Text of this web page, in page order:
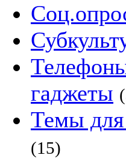
гаджеты
Темы
(15)